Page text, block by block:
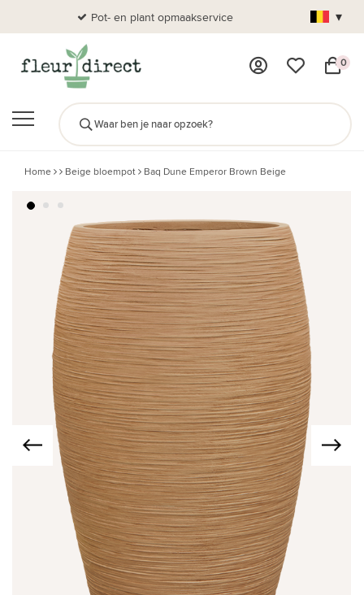
Pot- en plant opmaakservice ▾
0
Home Beige bloempot Baq Dune Emperor Brown Beige